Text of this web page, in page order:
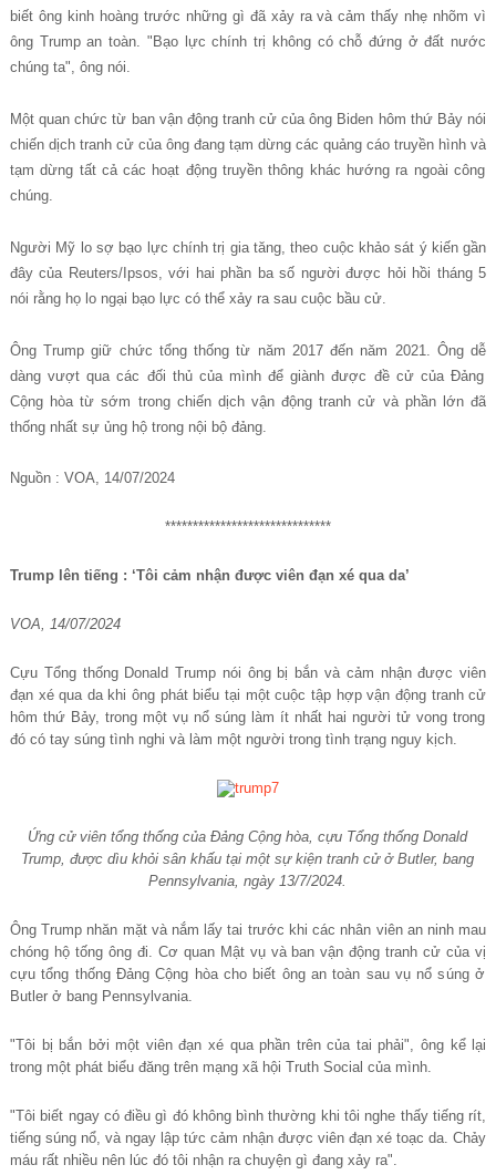
biết ông kinh hoàng trước những gì đãxảy ra vàcảm thấy nhẹ nhõm vì
ông Trump an toàn. " Bạo l ực chính trị không cóchỗ đứng ở đất nước
chúng ta", ông nói.
Một quan chức từ ban vận động tranh cử củaông Biden hôm thứBảy nói
chiến dịch tranh cửcủaôngđang tạm dừng các quảng cáo truyền hình và
tạm dừng tất cảcác hoạt động truyền thông khác hướng ra ngoài công
chúng.
Người Mỹ lo sợ bạo l ực chính trị gia tăng, theo cuộc khảo sát ýkiến gần
đây của Reuters/Ipsos, với hai phần ba số ngườiđược hỏi hồi tháng 5
nói rằng họlo ngại bạo l ực cóthểxảy ra sau cuộc bầu cử.
Ông Trump giữ chức tổng thống từ năm 2017đến năm 2021. Ông dễ
dàng vượt qua các đối thủcủa mìnhđể giànhđược đềcửcủa Đảng
Cộng hòa từ sớm trong chiến dịch vậnđộng tranh cử vàphần l ớnđã
thống nhất sự ủng hộtrong nội bộ đảng.
Nguồn : VOA, 14/07/2024
******************************
Trump lên tiếng : ‘Tôi cảm nhận được viên đạn xé qua da’
VOA, 14/07/2024
Cựu Tổng thống Donald Trump nói ông bị bắn vàcảm nhậnđược viên
đạn xéqua da khiông phát biểu tại một cuộc tập hợp vận động tranh cử
hôm thứBảy, trong một vụ nổ súng làm ít nhất hai người tử vong trong
đócótay súng tình nghi vàl àm một người trong tình trạng nguy kịch.
Ứng cửviên tổng thống củaĐảng Cộng hòa, cựu Tổng thống Donald
Trump,được dìu khỏi sân khấu tại một sựkiện tranh cử ởButler, bang
Pennsylvania, ngày 13/7/2024.
Ông Trump nhăn mặt vànắm lấy tai trước khi các nhân viên an ninh mau
chóng hộtống ông đi. Cơ quan Mật vụvàban vậnđộng tranh cử của vị
cựu tổng thống Đảng Cộng hòa cho biết ông an toàn sau vụnổ s úng ở
Butler ở bang Pennsylvania.
"Tôi bị bắn bởi một viênđạn xé qua phần trên của tai phải",ông kểlại
trong một phát biểu đăng trên mạng xãhội Truth Social của mình.
"Tôi biết ngay có điều gì đókhông bình thường khi tôi nghe thấy tiếng rít,
tiếng súng nổ, vàngay lập tức cảm nhậnđược viênđạn xé toạc da. Chảy
máu rất nhiều nên l úc đótôi nhận ra chuyện gì đang xảy ra".